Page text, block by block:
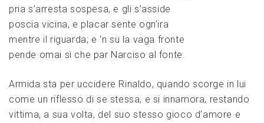
pria s’arresta sospesa, e gli s’asside
poscia vicina, e placar sente ogn’ira
mentre il riguarda; e ‘n su la vaga fronte
pende omai sì che par Narciso al fonte.
Armida sta per uccidere Rinaldo, quando scorge in lui
come un riflesso di se stessa, e si innamora, restando
vittima, a sua volta, del suo stesso gioco d’amore e